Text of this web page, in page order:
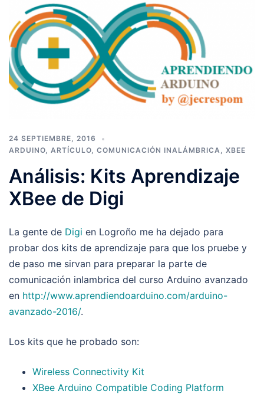
24 SEPTIEMBRE, 2016
ARDUINO ARTÍCULO COMUNICACIÓN INALÁMBRICA XBEE
Análisis: Kits Aprendizaje
XBee de Digi
La gente de Digi en Logroño me ha dejado para
probar dos kits de aprendizaje para que los pruebe y
de paso me sirvan para preparar la parte de
comunicación inlambrica del curso Arduino avanzado
en http://www.aprendiendoarduino.com/arduino-
avanzado-2016/.
Los kits que he probado son:
Wireless Connectivity Kit
XBee Arduino Compatible Coding Platform